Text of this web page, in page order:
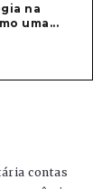
na
uma...
contas